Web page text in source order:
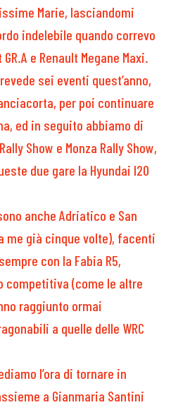
Marie, lasciandomi
indelebile quando correvo
e Renault Megane Maxi.
sei eventi quest’anno,
per poi continuare
ed in seguito abbiamo di
Show e Monza Rally Show,
due gare la Hyundai I20
anche Adriatico e San
me già cinque volte), facenti
con la Fabia R5,
competitiva (come le altre
raggiunto ormai
a quelle delle WRC
l’ora di tornare in
a Gianmaria Santini